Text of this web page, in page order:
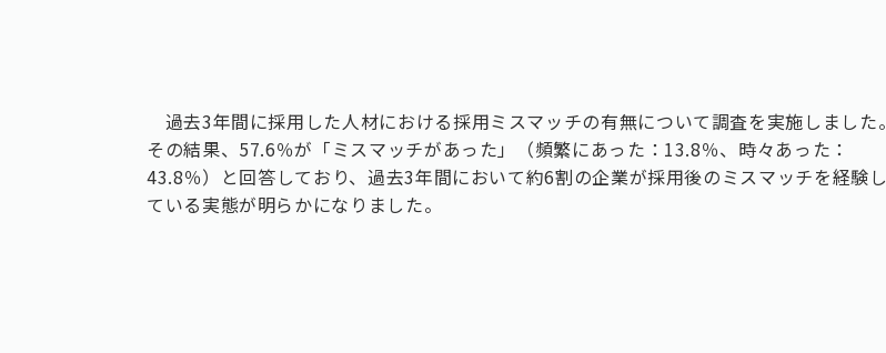
過去3年間に採用した人材における採用ミスマッチの有無について調査を実施しました。
その結果、57.6％が「ミスマッチがあった」（頻繁にあった：13.8％、時々あった：
43.8％）と回答しており、過去3年間において約6割の企業が採用後のミスマッチを経験し
ている実態が明らかになりました。